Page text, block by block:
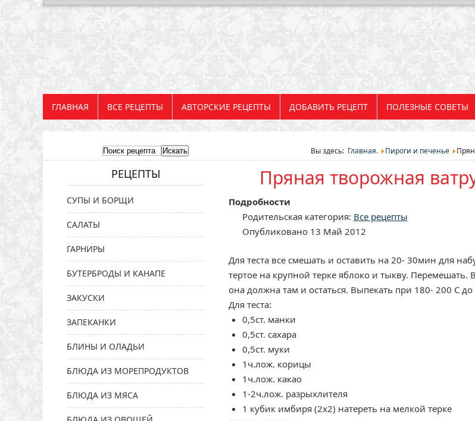
ГЛАВНАЯ ВСЕ РЕЦЕПТЫ АВТОРСКИЕ РЕЦЕПТЫ ДОБАВИТЬ РЕЦЕПТ ПОЛЕЗНЫЕ СОВЕТЫ
Вы здесь: Главная. Пироги и печенье
РЕЦЕПТЫ
СУПЫ И БОРЩИ
САЛАТЫ
ГАРНИРЫ
БУТЕРБРОДЫ И КАНАПЕ
ЗАКУСКИ
ЗАПЕКАНКИ
БЛИНЫ И ОЛАДЬИ
БЛЮДА ИЗ МОРЕПРОДУКТОВ
БЛЮДА ИЗ МЯСА
Пряная творожная
Подробности
Родительская категория: Все рецепты
Опубликовано 13 Май 2012
Для теста все смешать и оставить на 20- 30мин для
тертое на крупной терке яблоко и тыкву.
она должна там и остаться. Выпекать при 180- 200 С до
Для теста:
0,5ст. манки
0,5ст. сахара
0,5ст. муки
1ч.лож. корицы
1ч.лож. какао
1-2ч.лож. разрыхлителя
1 кубик имбиря (2х2) натереть на мелкой терке